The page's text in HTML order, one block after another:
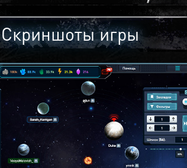
Скриншоты игры